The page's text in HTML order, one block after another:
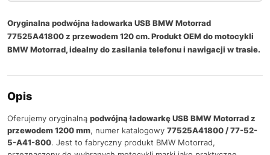
Oryginalna podwójna ładowarka USB BMW Motorrad
77525A41800 z przewodem 120 cm. Produkt OEM do motocykli
BMW Motorrad, idealny do zasilania telefonu i nawigacji w trasie.
Opis
Oferujemy oryginalną podwójną ładowarkę USB BMW Motorrad z
przewodem 1200 mm, numer katalogowy 77525A41800 / 77-52-
5-A41-800. Jest to fabryczny produkt BMW Motorrad,